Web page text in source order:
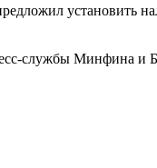
установить
службы Минфина и